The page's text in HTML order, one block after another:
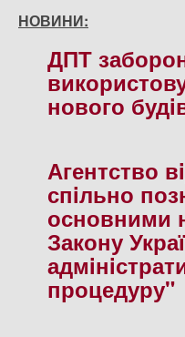
НОВИНИ:
ДПТ
нового
Агентство
спiльно
основними
Закону
процедуру"